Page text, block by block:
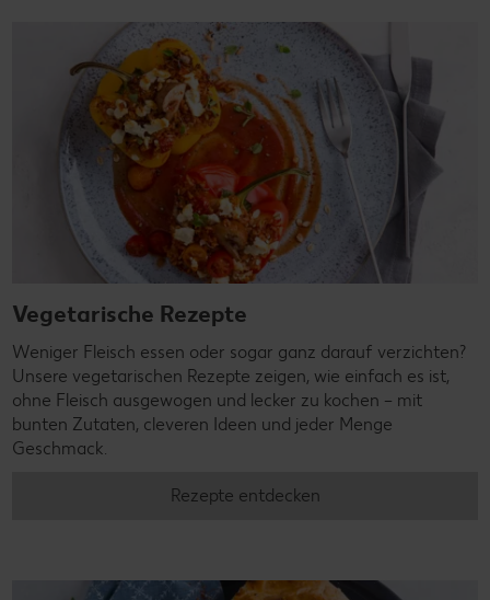
Vegetarische Rezepte
Weniger Fleisch essen oder sogar ganz darauf verzichten?
Unsere vegetarischen Rezepte zeigen, wie einfach es ist,
ohne Fleisch ausgewogen und lecker zu kochen – mit
bunten Zutaten, cleveren Ideen und jeder Menge
Geschmack.
Rezepte entdecken